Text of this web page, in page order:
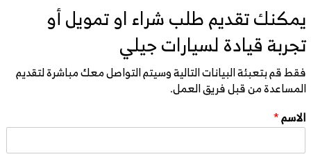
يمكنك تقديم طلب شراء او تمويل أو
تجربة قيادة لسيارات جيلي
فقط قم بتعبئة البيانات التالية وسيتم التواصل معك مباشرة لتقديم
المساعدة من قبل فريق العمل.
الاسم*